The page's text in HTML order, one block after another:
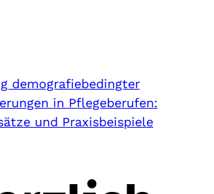
demografiebedingter
in Pflegeberufen:
und Praxisbeispiele